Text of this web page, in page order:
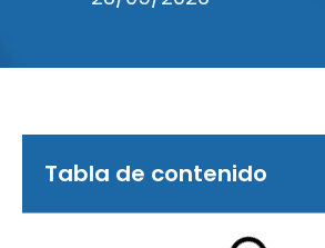
Tabla de contenido